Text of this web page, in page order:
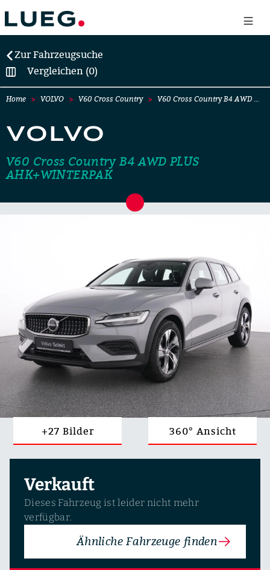
Zur Fahrzeugsuche
Vergleichen (0)
Home VOLVO V60 Cross Country V60 Cross Country B4 AWD …
VOLVO
V60 Cross Country B4 AWD PLUS
AHK+WINTERPAK
+27 Bilder 360° Ansicht
Verkauft
Dieses Fahrzeug ist leider nicht mehr
verfügbar.
Ähnliche Fahrzeuge finden